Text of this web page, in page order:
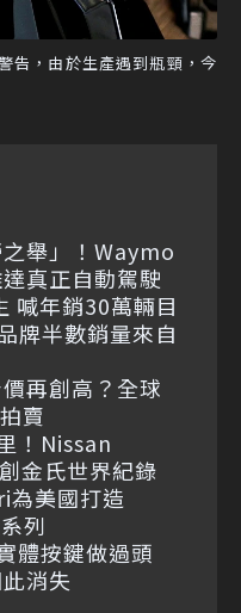
告，由於生產遇到瓶頸，今
舉」！Waymo
真正自動駕駛
喊年銷30萬輛目
牌半數銷量來自
再創高？全球
賣
！Nissan
金氏世界紀錄
為美國打造
列
體按鍵做過頭
消失